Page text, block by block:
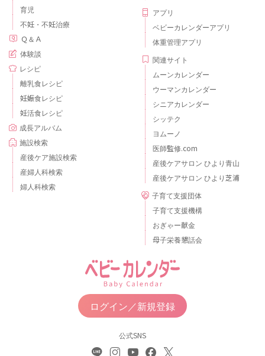
育児
不妊・不妊治療
Ｑ＆Ａ
体験談
レシピ
離乳食レシピ
妊娠食レシピ
妊活食レシピ
成長アルバム
施設検索
産後ケア施設検索
産婦人科検索
婦人科検索
アプリ
ベビーカレンダーアプリ
体重管理アプリ
関連サイト
ムーンカレンダー
ウーマンカレンダー
シニアカレンダー
シッテク
ヨムーノ
医師監修.com
産後ケアサロン ひより青山
産後ケアサロン ひより芝浦
子育て支援団体
子育て支援機構
おぎゃー献金
母子栄養懇話会
ログイン／新規登録
公式SNS